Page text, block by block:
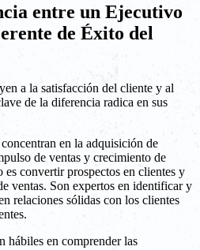
entre un Ejecutivo
de Éxito del
a la satisfacción del cliente y al
de la diferencia radica en sus
en la adquisición de
de ventas y crecimiento de
convertir prospectos en clientes y
ventas. Son expertos en identificar y
relaciones sólidas con los clientes
hábiles en comprender las